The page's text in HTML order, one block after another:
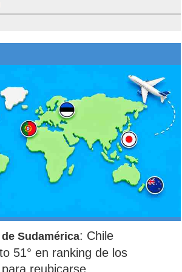
Sudamérica: Chile
51° en ranking de los
reubicarse